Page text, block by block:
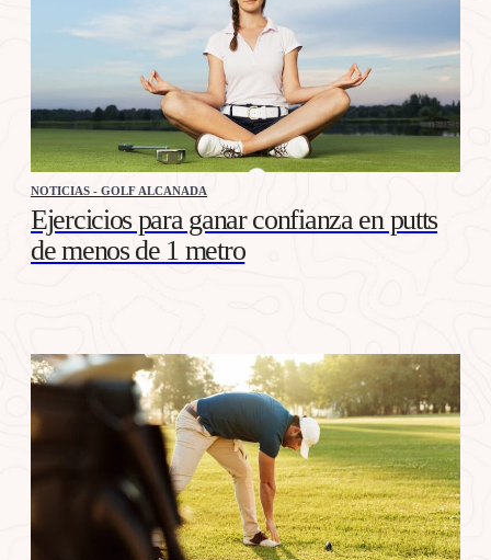
NOTICIAS - GOLF ALCANADA
Ejercicios para ganar confianza en putts
de menos de 1 metro